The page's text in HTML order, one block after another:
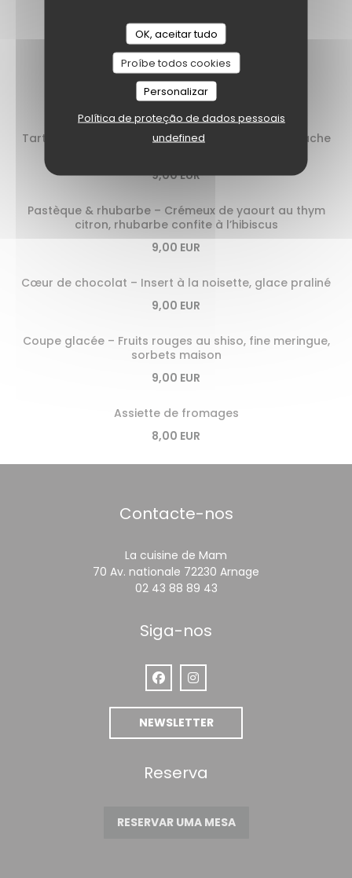
OK, aceitar tudo
Proíbe todos cookies
Personalizar
Política de proteção de dados pessoais
undefined
29,00 EUR
+5€ MENUS.
Les desserts
Tarte fine abricot, abricots rôtis au romarin, ganache
9,00 EUR
Pastèque & rhubarbe – Crémeux de yaourt au thym
citron, rhubarbe confite à l’hibiscus
9,00 EUR
Cœur de chocolat – Insert à la noisette, glace praliné
9,00 EUR
Coupe glacée – Fruits rouges au shiso, fine meringue,
sorbets maison
9,00 EUR
Assiette de fromages
8,00 EUR
Contacte-nos
La cuisine de Mam
70 Av. nationale 72230 Arnage
02 43 88 89 43
Siga-nos
Facebook ((abre numa nova
Instagram ((abre numa
NEWSLETTER
Reserva
RESERVAR UMA MESA